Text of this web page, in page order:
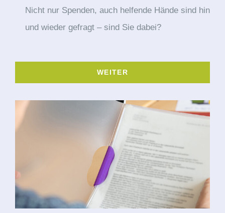
Nicht nur Spenden, auch helfende Hände sind hin
und wieder gefragt – sind Sie dabei?
WEITER